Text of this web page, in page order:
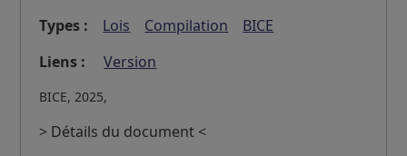
Types :
Lois Compilation
BICE
Liens :
Version
BICE, 2025,
> Détails du document <